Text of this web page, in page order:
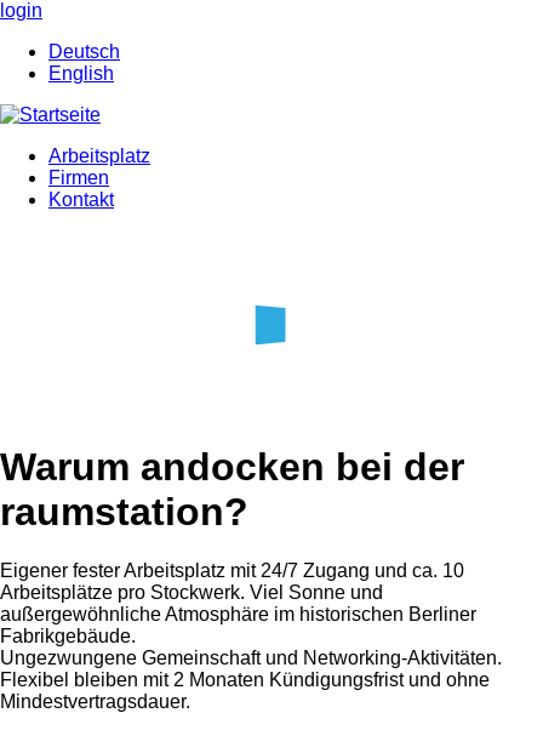
Direkt
Inhalt
login
Deutsch
English
Main
navigation
Arbeitsplatz
Firmen
Kontakt
Warum andocken bei der
raumstation?
Eigener fester Arbeitsplatz mit 24/7 Zugang und ca. 10
Arbeitsplätze pro Stockwerk. Viel Sonne und
außergewöhnliche Atmosphäre im historischen Berliner
Fabrikgebäude.
Ungezwungene Gemeinschaft und Networking-Aktivitäten.
Flexibel bleiben mit 2 Monaten Kündigungsfrist und ohne
Mindestvertragsdauer.